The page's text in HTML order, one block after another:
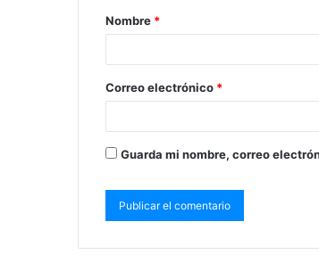
Nombre *
Correo electrónico *
Guarda mi nombre, correo